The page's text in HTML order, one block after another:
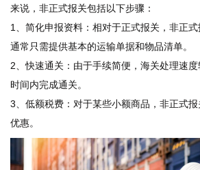
来说，非正式报关包括以下步骤：
1、简化申报资料：相对于正式报关，非正
通常只需提供基本的运输单据和物品清单。
2、快速通关：由于手续简便，海关处理速
时间内完成通关。
3、低额税费：对于某些小额商品，非正式
优惠。